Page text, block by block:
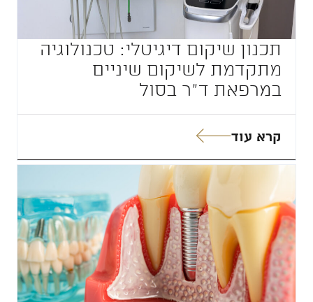
תכנון שיקום דיגיטלי: טכנולוגיה
מתקדמת לשיקום שיניים
במרפאת ד”ר בסול
קרא עוד